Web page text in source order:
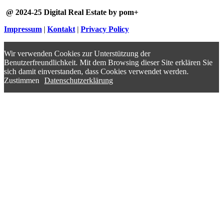
@ 2024-25 Digital Real Estate by pom+
Impressum | Kontakt | Privacy Policy
Wir verwenden Cookies zur Unterstützung der
Benutzerfreundlichkeit. Mit dem Browsing dieser Site erklären Sie
sich damit einverstanden, dass Cookies verwendet werden.
Zustimmen
Datenschutzerklärung